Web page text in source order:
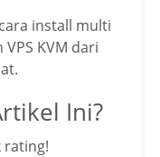
install multi
KVM dari
Ini?
rating!